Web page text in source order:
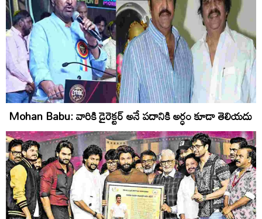
Mohan Babu: వారికి డైరెక్టర్ అనే పదానికి అర్ధం కూడా తెలియదు